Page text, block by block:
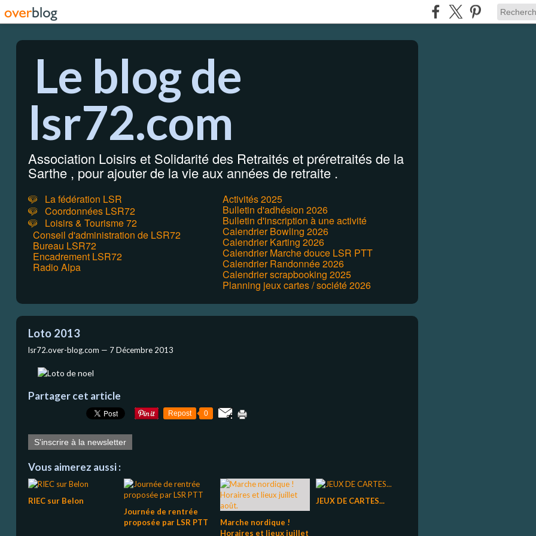
Le blog de
lsr72.com
Association Loisirs et Solidarité des Retraités et préretraités de la
Sarthe , pour ajouter de la vie aux années de retraite .
La fédération LSR
Coordonnées LSR72
Loisirs & Tourisme 72
Conseil d'administration de LSR72
Bureau LSR72
Encadrement LSR72
Radio Alpa
Activités 2025
Bulletin d'adhésion 2026
Bulletin d'inscription à une activité
Calendrier Bowling 2026
Calendrier Karting 2026
Calendrier Marche douce LSR PTT
Calendrier Randonnée 2026
Calendrier scrapbooking 2025
Planning jeux cartes / société 2026
Loto 2013
lsr72.over-blog.com — 7 Décembre 2013
Partager cet article
Repost 0
S'inscrire à la newsletter
Vous aimerez aussi :
RIEC sur Belon
Journée de rentrée
proposée par LSR PTT
Marche nordique !
Horaires et lieux juillet
JEUX DE CARTES...